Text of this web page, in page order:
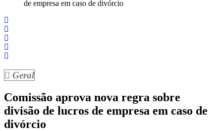
Geral
Comissão aprova nova regra sobre
divisão de lucros de empresa em caso de
divórcio